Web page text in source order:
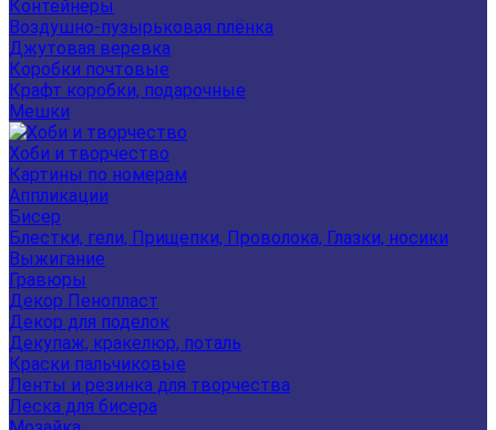
Контейнеры
Воздушно-пузырьковая плёнка
Джутовая веревка
Коробки почтовые
Крафт коробки, подарочные
Мешки
Хоби и творчество
Картины по номерам
Аппликации
Бисер
Блестки, гели, Прищепки, Проволока, Глазки, носики
Выжигание
Гравюры
Декор Пенопласт
Декор для поделок
Декупаж, кракелюр, поталь
Краски пальчиковые
Ленты и резинка для творчества
Леска для бисера